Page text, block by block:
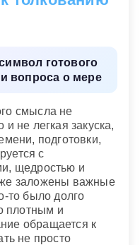
поманит вас
один из самых
сонник
готового
вопроса о мере
смысла не
не легкая закуска,
подготовки,
с
щедростью и
заложены важные
то было долго
плотным и
обращается к
не просто